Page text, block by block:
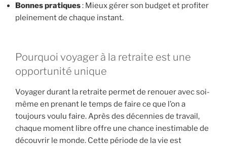
Bonnes pratiques: Mieux gérer son budget et profiter
pleinement de chaque instant.
Pourquoi voyager à la retraite est une
opportunité unique
Voyager durant la retraite permet de renouer avec soi-
même en prenant le temps de faire ce que l’on a
toujours voulu faire. Après des décennies de travail,
chaque moment libre offre une chance inestimable de
découvrir le monde. Cette période de la vie est